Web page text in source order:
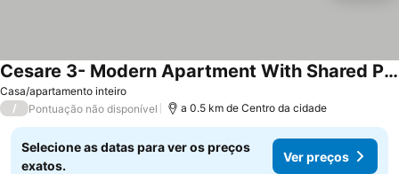
Casa/apartamento inteiro
Cesare 3- Modern Apartment With Shared Pool
/ Pontuação não disponível a 0.5 km de Centro da cidade
Selecione as datas para ver os preços
exatos.
Ver preços